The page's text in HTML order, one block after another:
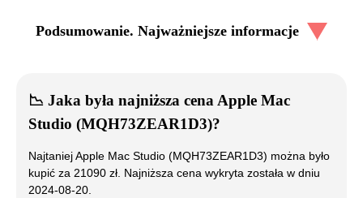
Podsumowanie. Najważniejsze informacje
📉 Jaka była najniższa cena Apple Mac
Studio (MQH73ZEAR1D3)?
NajtaniejApple Mac Studio (MQH73ZEAR1D3) można było
kupić za 21090 zł. Najniższa cena wykryta została w dniu
2024-08-20.